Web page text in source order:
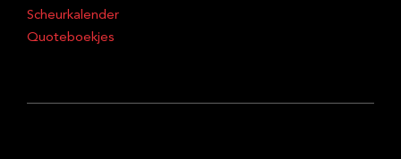
Scheurkalender
Quoteboekjes